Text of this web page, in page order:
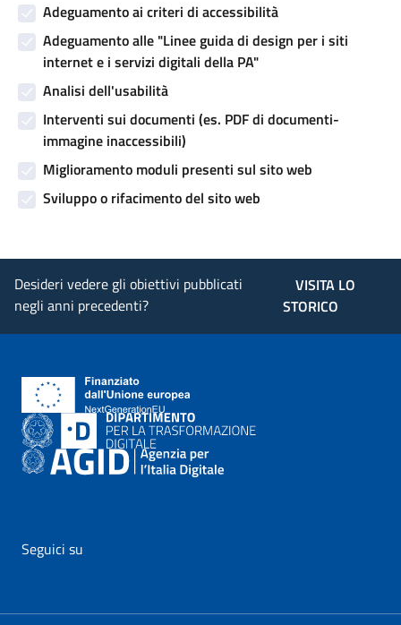
Adeguamento ai criteri di accessibilità
Adeguamento alle "Linee guida di design per i siti
internet e i servizi digitali della PA"
Analisi dell'usabilità
Interventi sui documenti (es. PDF di documenti-
immagine inaccessibili)
Miglioramento moduli presenti sul sito web
Sviluppo o rifacimento del sito web
Desideri vedere gli obiettivi pubblicati
negli anni precedenti?
VISITA LO
STORICO
Seguici su